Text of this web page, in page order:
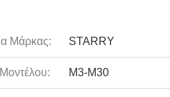
Μάρκας: STARRY
Μ3-M30